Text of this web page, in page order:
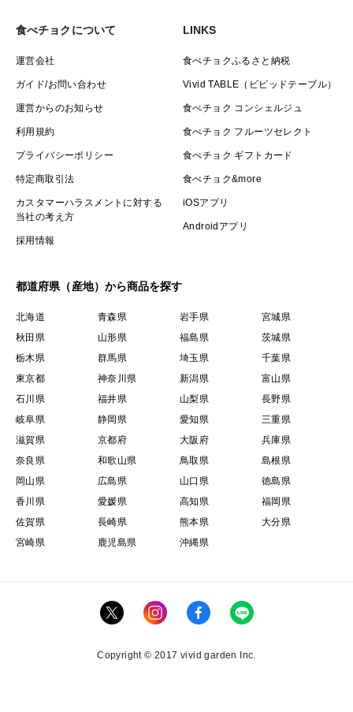
食べチョクについて
運営会社
ガイド/お問い合わせ
運営からのお知らせ
利用規約
プライバシーポリシー
特定商取引法
カスタマーハラスメントに対する
当社の考え方
採用情報
LINKS
食べチョクふるさと納税
Vivid TABLE（ビビッドテーブル）
食べチョク コンシェルジュ
食べチョク フルーツセレクト
食べチョク ギフトカード
食べチョク&more
iOSアプリ
Androidアプリ
都道府県（産地）から商品を探す
北海道 青森県 岩手県
宮城県
秋田県
山形県 福島県
茨城県
栃木県
群馬県 埼玉県
千葉県
東京都
神奈川県 新潟県
富山県
石川県
福井県 山梨県
長野県
岐阜県
静岡県 愛知県
三重県
滋賀県
京都府 大阪府
兵庫県
奈良県
和歌山県 鳥取県
島根県
岡山県
広島県 山口県
徳島県
香川県
愛媛県 高知県
福岡県
佐賀県
長崎県 熊本県
大分県
宮崎県
鹿児島県 沖縄県
Copyright © 2017 vivid garden Inc.